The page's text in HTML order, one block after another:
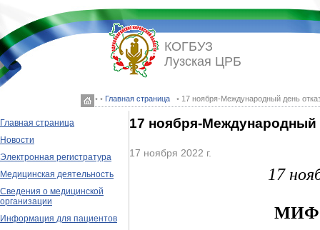
◦ ◦ Главная страница ◦ 17 ноября-Международный день
КОГБУЗ
Лузская ЦРБ
Главная страница
Новости
Электронная регистратура
Медицинская деятельность
Сведения о медицинской
организации
Информация для пациентов
17 ноября-Международный
17 ноября 2022 г.
17
МИФ